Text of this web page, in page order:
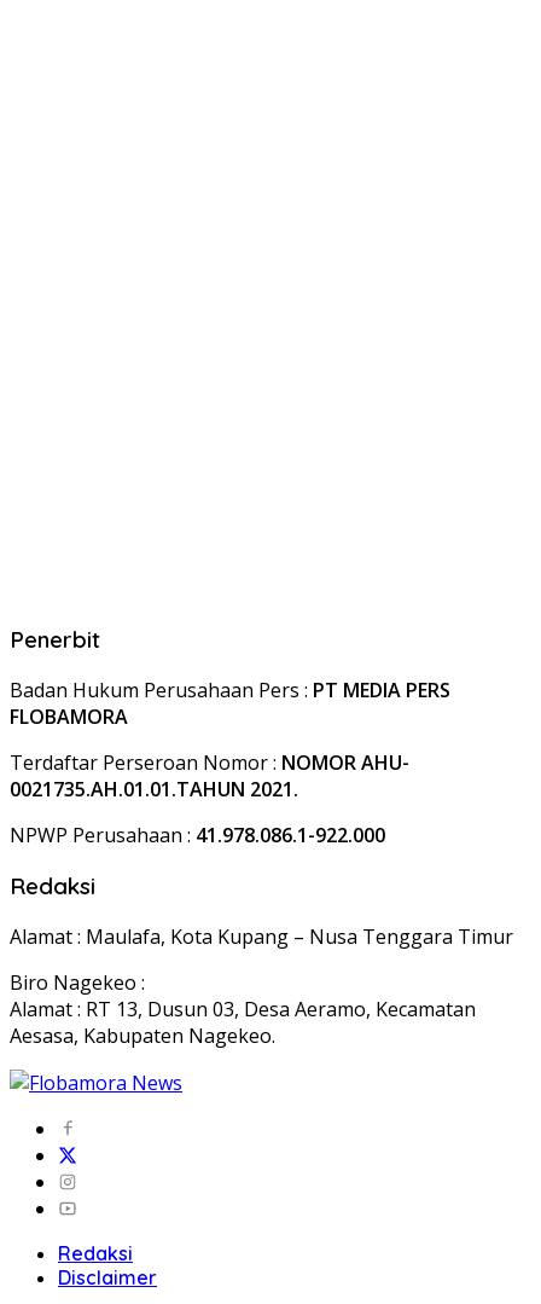
Penerbit
Badan Hukum Perusahaan Pers : PT MEDIA PERS
FLOBAMORA
Terdaftar Perseroan Nomor : NOMOR AHU-
0021735.AH.01.01.TAHUN 2021.
NPWP Perusahaan : 41.978.086.1-922.000
Redaksi
Alamat : Maulafa, Kota Kupang – Nusa Tenggara Timur
Biro Nagekeo :
Alamat : RT 13, Dusun 03, Desa Aeramo, Kecamatan
Aesasa, Kabupaten Nagekeo.
Redaksi
Disclaimer